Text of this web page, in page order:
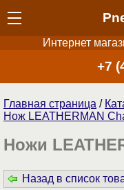
Интернет
+7
Главная страница /
Нож LEATHERMAN
Ножи
Назад в список